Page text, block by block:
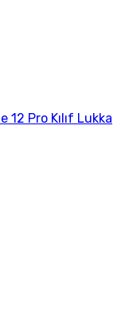
Pro Kılıf Lukka